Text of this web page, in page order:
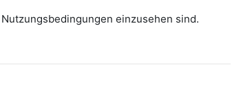
einzusehen sind.